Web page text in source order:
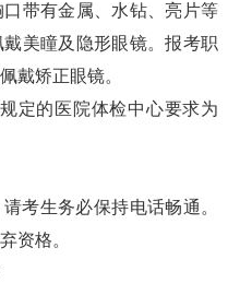
带有金属、水钻、亮片等
美瞳及隐形眼镜。报考职
戴矫正眼镜。
定的医院体检中心要求为
考生务必保持电话畅通。
资格。